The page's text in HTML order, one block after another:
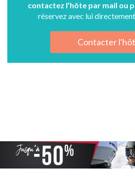
contactez l’hôte par mail ou
réservez avec lui
Contacter